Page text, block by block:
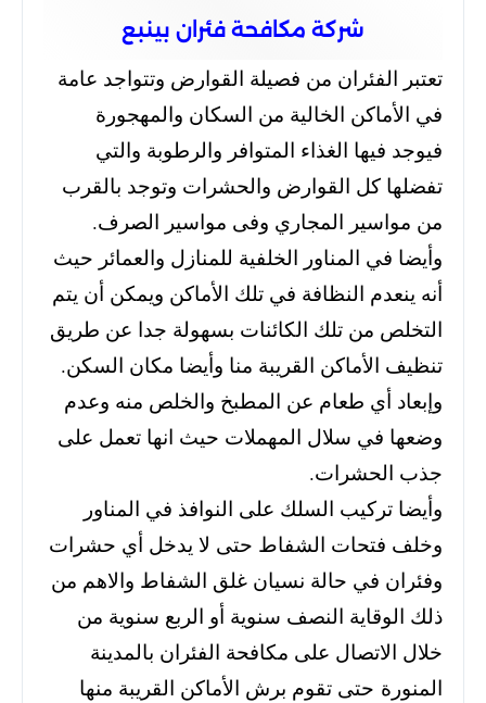
شركة مكافحة فئران بينبع
تعتبر الفئران من فصيلة القوارض وتتواجد عامة
في الأماكن الخالية من السكان والمهجورة
فيوجد فيها الغذاء المتوافر والرطوبة والتي
تفضلها كل القوارض والحشرات وتوجد بالقرب
من مواسير المجاري وفى مواسير الصرف.
وأيضا في المناور الخلفية للمنازل والعمائر حيث
أنه ينعدم النظافة في تلك الأماكن ويمكن أن يتم
التخلص من تلك الكائنات بسهولة جدا عن طريق
تنظيف الأماكن القريبة منا وأيضا مكان السكن.
وإبعاد أي طعام عن المطبخ والخلص منه وعدم
وضعها في سلال المهملات حيث انها تعمل على
جذب الحشرات.
وأيضا تركيب السلك على النوافذ في المناور
وخلف فتحات الشفاط حتى لا يدخل أي حشرات
وفئران في حالة نسيان غلق الشفاط والاهم من
ذلك الوقاية النصف سنوية أو الربع سنوية من
خلال الاتصال على مكافحة الفئران بالمدينة
المنورة حتى تقوم برش الأماكن القريبة منها